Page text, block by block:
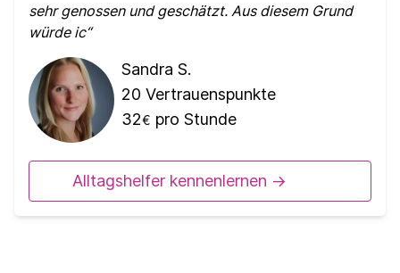
sehr genossen und geschätzt. Aus diesem Grund
würde ic
Sandra S.
20 Vertrauenspunkte
32€ pro Stunde
Alltagshelfer kennenlernen ->